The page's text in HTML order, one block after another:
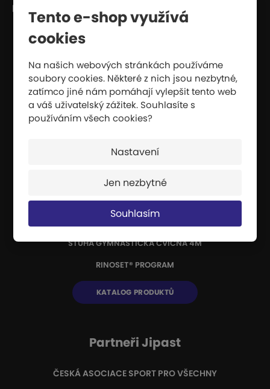
Tento e-shop využívá
cookies
Na našich webových stránkách používáme
soubory cookies. Některé z nich jsou nezbytné,
zatímco jiné nám pomáhají vylepšit tento web
a váš uživatelský zážitek. Souhlasíte s
používáním všech cookies?
Nastavení
Jen nezbytné
Souhlasím
používají všude tam, kde hrozí nebezpečí
pádu z výšky nebo pádu při vysoké
rychlosti.
CERTIFIKÁTY
INFORMACE O VÝROBĚ
VRÁCENÍ ZBOŽÍ / REKLAMACE
Nejprodávanější
ULTRALEHKÁ ŽÍNĚNKA 200X100X6CM
DĚTSKÁ ATLETICKÁ SADA
STUHA GYMNASTICKÁ CVIČNÁ 4M
RINOSET® PROGRAM
KATALOG PRODUKTŮ
Partneři Jipast
ČESKÁ ASOCIACE SPORT PRO VŠECHNY